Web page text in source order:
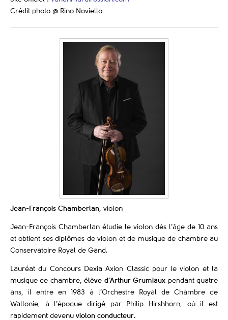
Crédit photo @ Rino Noviello
Jean-François Chamberlan , violon
Jean-François Chamberlan étudie le violon dès l’âge de 10 ans
et obtient ses diplômes de violon et de musique de chambre au
Conservatoire Royal de Gand.
Lauréat du Concours Dexia Axion Classic pour le violon et la
musique de chambre,élève d’Arthur Grumiaux pendant quatre
ans, il entre en 1983 à l’Orchestre Royal de Chambre de
Wallonie, à l’époque dirigé par Philip Hirshhorn, où il est
rapidement devenu violon conducteur.